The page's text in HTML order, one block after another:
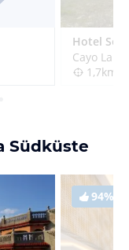
Hotel Sol
Cayo
1,7km
Südküste
94%